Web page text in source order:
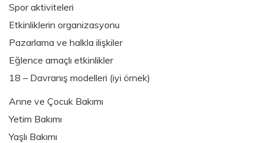
Spor aktiviteleri
Etkinliklerin organizasyonu
Pazarlama ve halkla ilişkiler
Eğlence amaçlı etkinlikler
18 – Davranış modelleri (iyi örnek)
Anne ve Çocuk Bakımı
Yetim Bakımı
Yaşlı Bakımı